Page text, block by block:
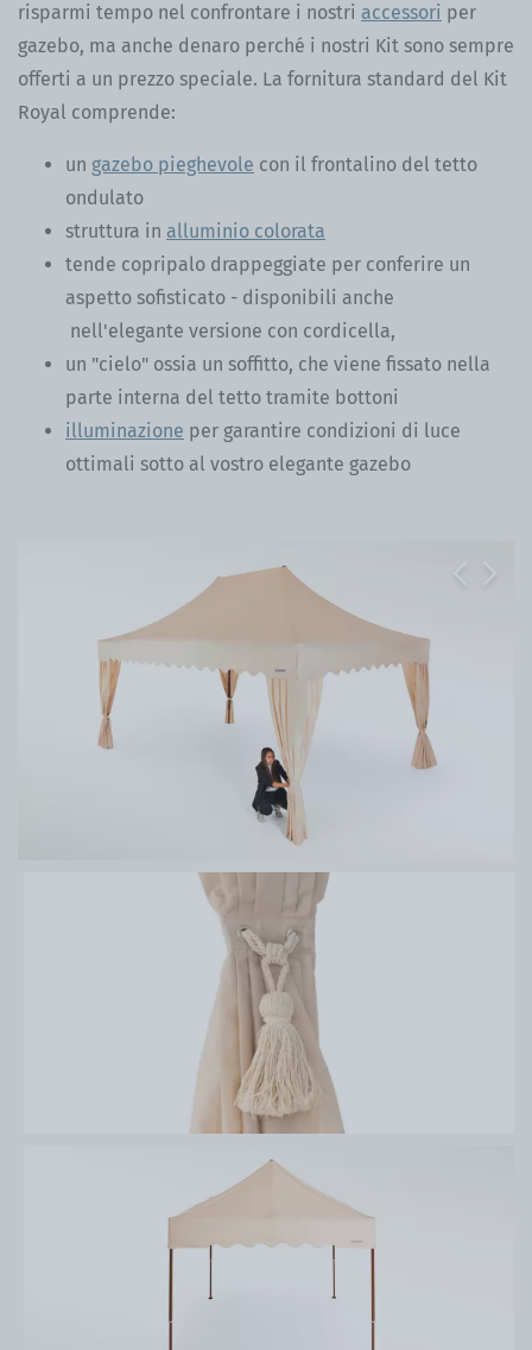
risparmi tempo nel confrontare i nostri accessori per
gazebo, ma anche denaro perché i nostri Kit sono sempre
offerti a un prezzo speciale. La fornitura standard del Kit
Royal comprende:
un gazebo pieghevole con il frontalino del tetto
ondulato
struttura in alluminio colorata
tende copripalo drappeggiate per conferire un
aspetto sofisticato - disponibili anche
nell'elegante versione con cordicella,
un "cielo" ossia un soffitto, che viene fissato nella
parte interna del tetto tramite bottoni
illuminazione per garantire condizioni di luce
ottimali sotto al vostro elegante gazebo